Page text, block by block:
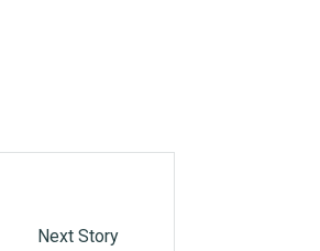
Next Story